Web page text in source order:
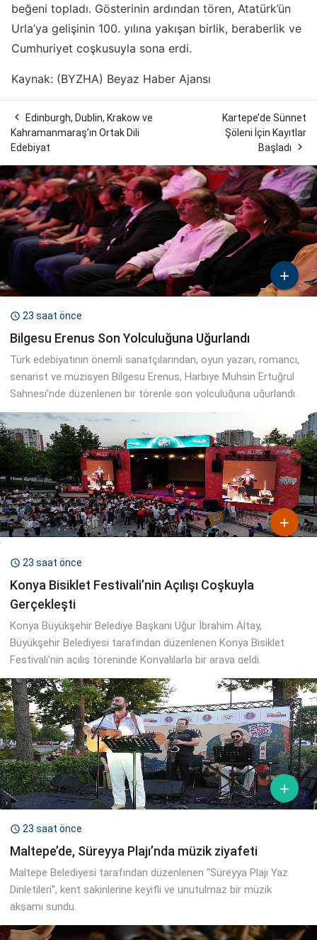
beğeni topladı. Gösterinin ardından tören, Atatürk’ün
Urla’ya gelişinin 100. yılına yakışan birlik, beraberlik ve
Cumhuriyet coşkusuyla sona erdi.
Kaynak: (BYZHA) Beyaz Haber Ajansı

Edinburgh, Dublin, Krakow ve
Kahramanmaraş’ın Ortak Dili
Edebiyat
Kartepe’de Sünnet
Şöleni İçin Kayıtlar
Başladı


 23 saat önce
Bilgesu Erenus Son Yolculuğuna Uğurlandı
Türk edebiyatının önemli sanatçılarından, oyun yazarı, romancı,
senarist ve müzisyen Bilgesu Erenus, Harbiye Muhsin Ertuğrul
Sahnesi’nde düzenlenen bir törenle son yolculuğuna uğurlandı.

 23 saat önce
Konya Bisiklet Festivali’nin Açılışı Coşkuyla
Gerçekleşti
Konya Büyükşehir Belediye Başkanı Uğur İbrahim Altay,
Büyükşehir Belediyesi tarafından düzenlenen Konya Bisiklet
Festivali’nin açılış töreninde Konyalılarla bir araya geldi.

 23 saat önce
Maltepe’de, Süreyya Plajı’nda müzik ziyafeti
Maltepe Belediyesi tarafından düzenlenen “Süreyya Plajı Yaz
Dinletileri”, kent sakinlerine keyifli ve unutulmaz bir müzik
akşamı sundu.